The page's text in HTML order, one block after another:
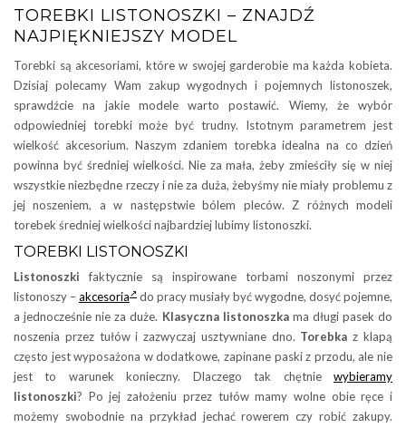
TOREBKI LISTONOSZKI – ZNAJDŹ
NAJPIĘKNIEJSZY MODEL
Torebki są akcesoriami, które w swojej garderobie ma każda kobieta.
Dzisiaj polecamy Wam zakup wygodnych i pojemnych listonoszek,
sprawdźcie na jakie modele warto postawić. Wiemy, że wybór
odpowiedniej torebki może być trudny. Istotnym parametrem jest
wielkość akcesorium. Naszym zdaniem torebka idealna na co dzień
powinna być średniej wielkości. Nie za mała, żeby zmieściły się w niej
wszystkie niezbędne rzeczy i nie za duża, żebyśmy nie miały problemu z
jej noszeniem, a w następstwie bólem pleców. Z różnych modeli
torebek średniej wielkości najbardziej lubimy listonoszki.
TOREBKI LISTONOSZKI
Listonoszki faktycznie są inspirowane torbami noszonymi przez
listonoszy –akcesoria
do pracy musiały być wygodne, dosyć pojemne,
a jednocześnie nie za duże. Klasyczna listonoszkama długi pasek do
noszenia przez tułów i zazwyczaj usztywniane dno. Torebka z klapą
często jest wyposażona w dodatkowe, zapinane paski z przodu, ale nie
jest to warunek konieczny. Dlaczego tak chętnie wybieramy
listonoszki? Po jej założeniu przez tułów mamy wolne obie ręce i
możemy swobodnie na przykład jechać rowerem czy robić zakupy.